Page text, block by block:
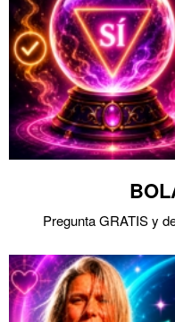
Pregunta GRATIS y